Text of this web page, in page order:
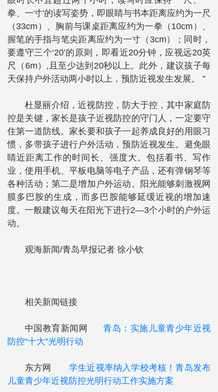
拳、一寸’的读写姿势，即眼睛与书本距离应约为一尺
（33cm）、胸前与课桌距离应约为一拳（10cm）、
握笔的手指与笔尖距离应约为一寸（3cm）；同时，
要遵守三个‘20’的原则，即看近20分钟，应视远20英
尺（6m）,且至少达到20秒以上。此外，建议孩子每
天保持户外活动两小时以上，预防近视发生发展。 ”
杜显丽介绍，近视防控，防大于控，其中家庭防
控是关键，家长是孩子近视防控的守门人，一定要守
住第一道防线。家长要和孩子一起养成良好的用眼习
惯，多带孩子进行户外活动，预防近视发生。避免眼
睛近距离工作的时间长、强度大。包括看书、写作
业，使用手机、平板电脑等电子产品，还有弹钢琴等
各种活动；第二是增加户外运动。阳光能够刺激视网
膜多巴胺的生成，而多巴胺能够延缓近视的增加速
度。一般建议每天在阳光下进行2—3个小时的户外运
动。
观海新闻/青岛早报记者 徐小钦
相关新闻链接
中国教育新闻网青岛：实施儿童青少年近视
防控“十大”光明行动
东方网 学生近视率纳入学校考核！青岛发布
儿童青少年近视防控光明行动工作实施方案